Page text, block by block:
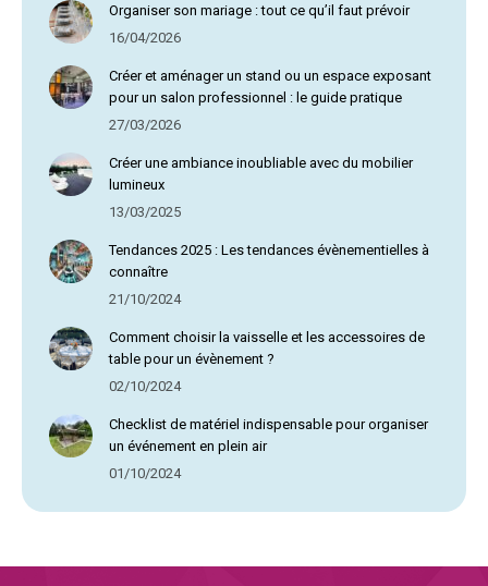
Organiser son mariage : tout ce qu’il faut prévoir
16/04/2026
Créer et aménager un stand ou un espace exposant
pour un salon professionnel : le guide pratique
27/03/2026
Créer une ambiance inoubliable avec du mobilier
lumineux
13/03/2025
Tendances 2025 : Les tendances évènementielles à
connaître
21/10/2024
Comment choisir la vaisselle et les accessoires de
table pour un évènement ?
02/10/2024
Checklist de matériel indispensable pour organiser
un événement en plein air
01/10/2024